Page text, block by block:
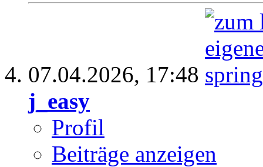
07.04.2026, 17:48
j_easy
Profil
Beiträge anzeigen